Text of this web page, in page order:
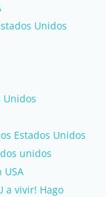
Unidos
Unidos
Estados Unidos
unidos
a vivir! Hago